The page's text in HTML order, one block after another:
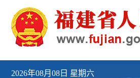
2026年08月08日 星期六